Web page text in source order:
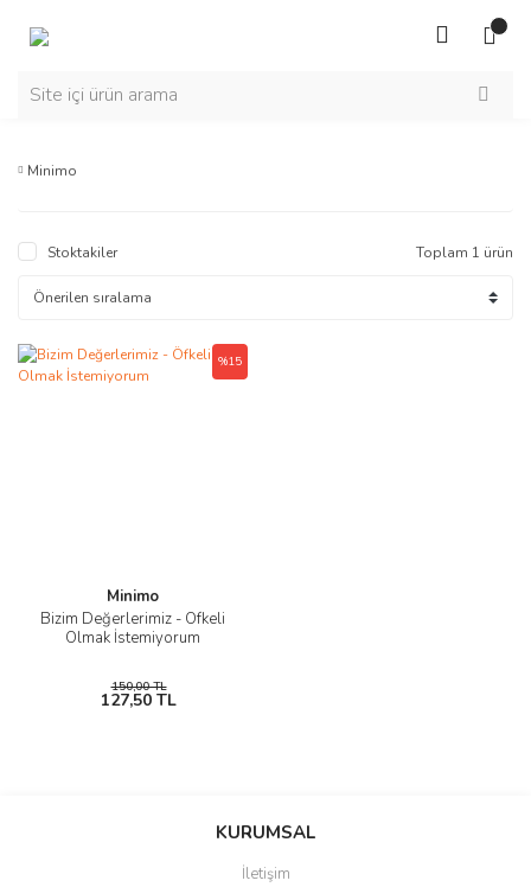
Minimo
Stoktakiler Toplam 1 ürün
Minimo
Bizim Değerlerimiz - Öfkeli
Olmak İstemiyorum
%15
150,00 TL
127,50 TL
KURUMSAL
İletişim